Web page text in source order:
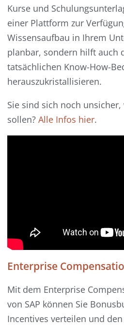
Kurse und
einer Plattform zur
Wissensaufbau in Ihrem
planbar, sondern hilft auch
tatsächlichen Know-How-
herauszukristallisieren.
Sie sind sich noch unsicher,
sollen? Alle Infos hier.
Enterprise
Mit dem Enterprise
von SAP können Sie
Incentives verteilen und